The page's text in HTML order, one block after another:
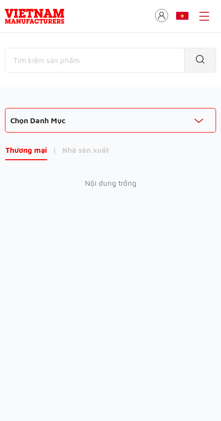
Chọn Danh Mục
Thương mại | Nhà sản xuất
Nội dung trống